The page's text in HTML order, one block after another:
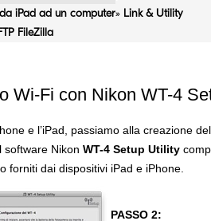
iPad ad un computer
FileZilla
» Link & Utility
Wi-Fi con Nikon WT-4
e l’iPad, passiamo alla creazione
software Nikon WT-4 Setup Utility
forniti dai dispositivi iPad e iPhone.
PASSO 2: